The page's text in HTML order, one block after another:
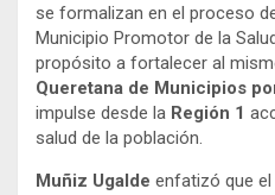
se formalizan en el proceso
Municipio Promotor de la
propósito a fortalecer al
Queretana de Municipios
impulse desde la Región 1
salud de la población.
Muñiz Ugalde enfatizó que el